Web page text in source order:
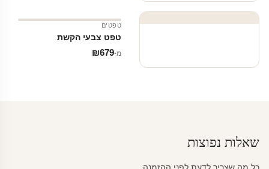
טפטים
טפט צבעי הקשת
מ‑ ₪679
שאלות נפוצות
כל מה שצריך לדעת לפני ההזמנה.